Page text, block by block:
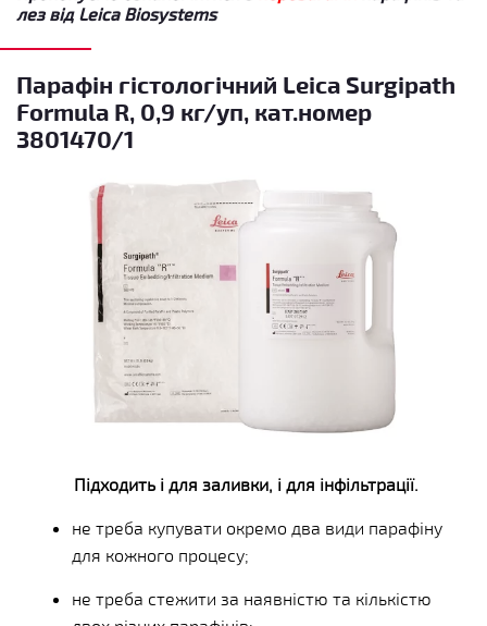
лезвід Leica Biosystems
Парафін гістологічний Leica Surgipath
Formula R, 0,9 кг/уп, кат.номер
3801470/1
Підходить і для заливки, і для інфільтрації.
не треба купувати окремо два види парафіну
для кожного процесу;
не треба стежити за наявністю та кількістю